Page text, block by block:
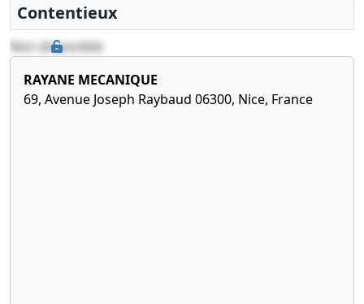
Contentieux
Non disponible
RAYANE MECANIQUE
69, Avenue Joseph Raybaud 06300, Nice, France